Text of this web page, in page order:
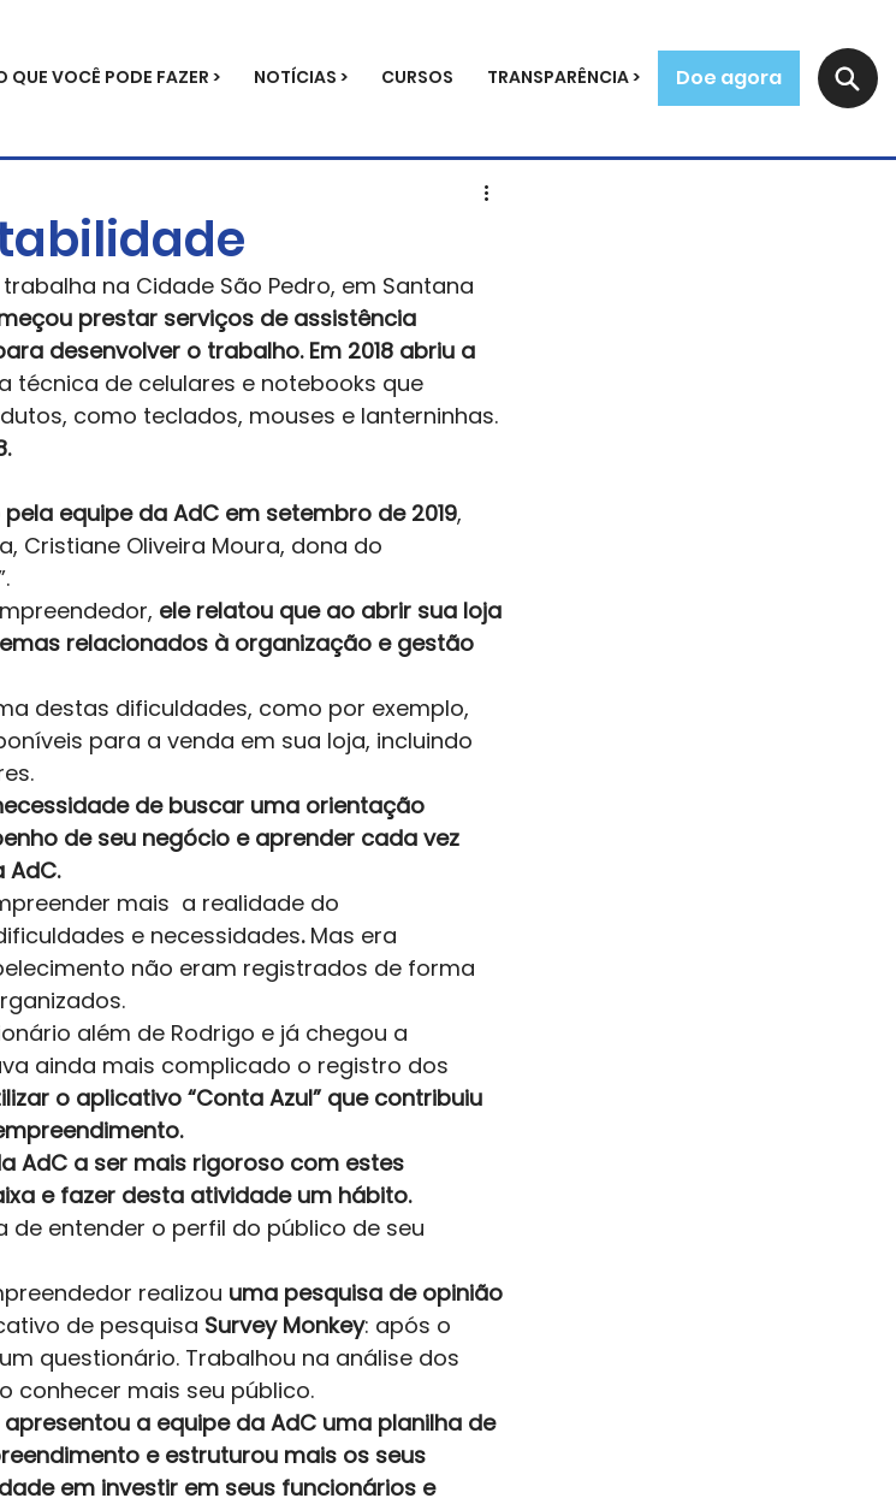
QUE VOCÊ PODE FAZER > NOTÍCIAS > CURSOS TRANSPARÊNCIA > Doe agora
na Cidade São Pedro, em Santana
prestar serviços de assistência
desenvolver o trabalho. Em 2018 abriu a
técnica de celulares e notebooks que
como teclados, mouses e lanterninhas.
equipe da AdC em setembro de 2019,
Cristiane Oliveira Moura, dona do
ele relatou que ao abrir sua loja
relacionados à organização e gestão
destas dificuldades, como por exemplo,
para a venda em sua loja, incluindo
de buscar uma orientação
de seu negócio e aprender cada vez
AdC.
mais  a realidade do
e necessidades. Mas era
não eram registrados de forma
além de Rodrigo e já chegou a
ainda mais complicado o registro dos
o aplicativo “Conta Azul” que contribuiu
AdC a ser mais rigoroso com estes
e fazer desta atividade um hábito.
entender o perfil do público de seu
realizou uma pesquisa de opinião
de pesquisa Survey Monkey: após o
questionário. Trabalhou na análise dos
conhecer mais seu público.
apresentou a equipe da AdC uma planilha de
e estruturou mais os seus
em investir em seus funcionários e